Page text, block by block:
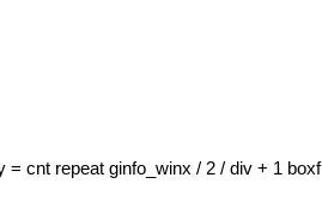
= cnt repeat ginfo_winx / 2 / div + 1 boxf